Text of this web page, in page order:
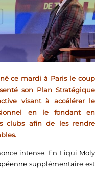
ce mardi à Paris le coup
son Plan Stratégique
visant à accélérer le
en le fondant en
clubs afin de les rendre
intense. En Liqui Moly
supplémentaire est